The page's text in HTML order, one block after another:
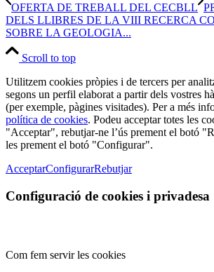
OFERTA DE TREBALL DEL CECBLL
DELS LLIBRES DE LA VIII RECERCA
SOBRE LA GEOLOGIA...
Scroll to top
Utilitzem cookies pròpies i de tercers per
segons un perfil elaborat a partir dels vostres
(per exemple, pàgines visitades). Per a més
política de cookies. Podeu acceptar totes les
"Acceptar", rebutjar-ne l’ús prement el botó
les prement el botó "Configurar".
AcceptarConfigurarRebutjar
Configuració de cookies i privadesa
Com fem servir les cookies